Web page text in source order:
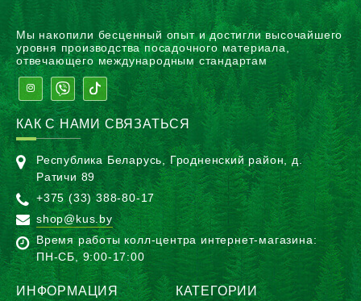
Мы накопили бесценный опыт и достигли высочайшего
уровня производства посадочного материала,
отвечающего международным стандартам
КАК С НАМИ СВЯЗАТЬСЯ
Республика Беларусь, Гродненский район, д.
Ратичи 89
+375 (33) 388-80-17
shop@kus.by
Время работы колл-центра интернет-магазина:
ПН-CБ, 9:00-17:00
ИНФОРМАЦИЯ КАТЕГОРИИ